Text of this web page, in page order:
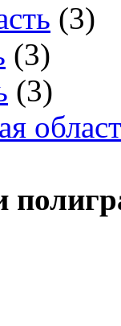
(3)
(3)
(3)